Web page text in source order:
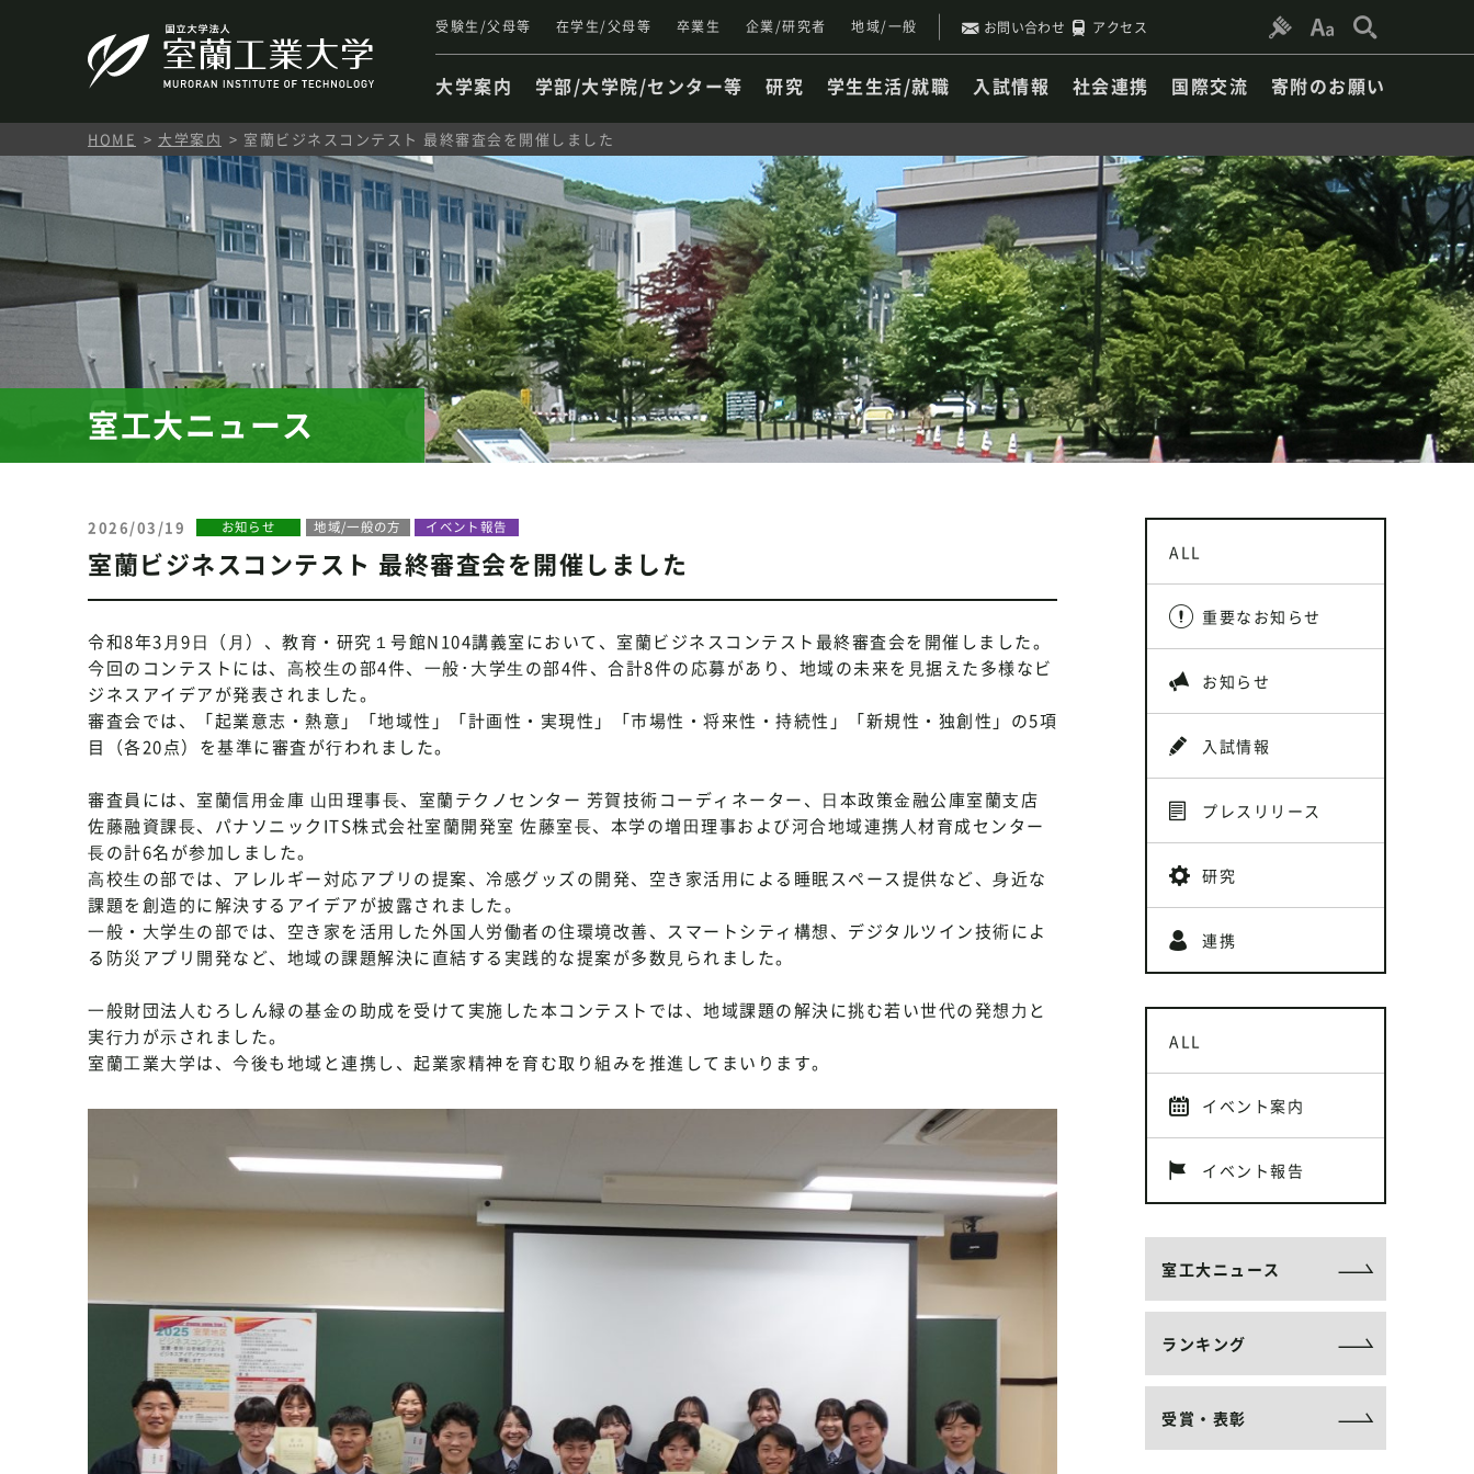
受験生/父母等 在学生/父母等 卒業生 企業/研究者 地域/一般 お問い合わせ アクセス
大学案内 学部/大学院/センター等 研究 学生生活/就職 入試情報 社会連携 国際交流 寄附のお願い
HOME 大学案内 室蘭ビジネスコンテスト 最終審査会を開催しました
室工大ニュース
2026/03/19 お知らせ 地域/一般の方 イベント報告
室蘭ビジネスコンテスト 最終審査会を開催しました
令和8年3⽉9⽇（⽉）、教育・研究１号館N104講義室において、室蘭ビジネスコンテスト最終審査会を開催しました。
今回のコンテストには、⾼校⽣の部4件、⼀般･⼤学⽣の部4件、合計8件の応募があり、地域の未来を⾒据えた多様なビ
ジネスアイデアが発表されました。
審査会では、「起業意志・熱意」「地域性」「計画性・実現性」「市場性・将来性・持続性」「新規性・独創性」の5項
目（各20点）を基準に審査が⾏われました。
審査員には、室蘭信⽤⾦庫 ⼭⽥理事⻑、室蘭テクノセンター 芳賀技術コーディネーター、⽇本政策⾦融公庫室蘭⽀店
佐藤融資課⻑、パナソニックITS株式会社室蘭開発室 佐藤室⻑、本学の増⽥理事および河合地域連携⼈材育成センター
⻑の計6名が参加しました。
⾼校⽣の部では、アレルギー対応アプリの提案、冷感グッズの開発、空き家活⽤による睡眠スペース提供など、⾝近な
課題を創造的に解決するアイデアが披露されました。
⼀般・⼤学⽣の部では、空き家を活⽤した外国⼈労働者の住環境改善、スマートシティ構想、デジタルツイン技術によ
る防災アプリ開発など、地域の課題解決に直結する実践的な提案が多数⾒られました。
⼀般財団法⼈むろしん緑の基⾦の助成を受けて実施した本コンテストでは、地域課題の解決に挑む若い世代の発想⼒と
実⾏⼒が⽰されました。
室蘭⼯業⼤学は、今後も地域と連携し、起業家精神を育む取り組みを推進してまいります。
ALL
重要なお知らせ
お知らせ
入試情報
プレスリリース
研究
連携
ALL
イベント案内
イベント報告
室工大ニュース
ランキング
受賞・表彰